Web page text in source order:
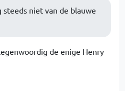
steeds niet van de blauwe
de enige Henry